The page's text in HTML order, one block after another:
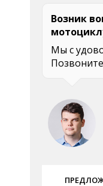
Возник
Мы с